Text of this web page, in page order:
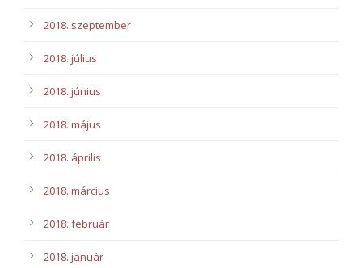
2018. szeptember
2018. július
2018. június
2018. május
2018. április
2018. március
2018. február
2018. január